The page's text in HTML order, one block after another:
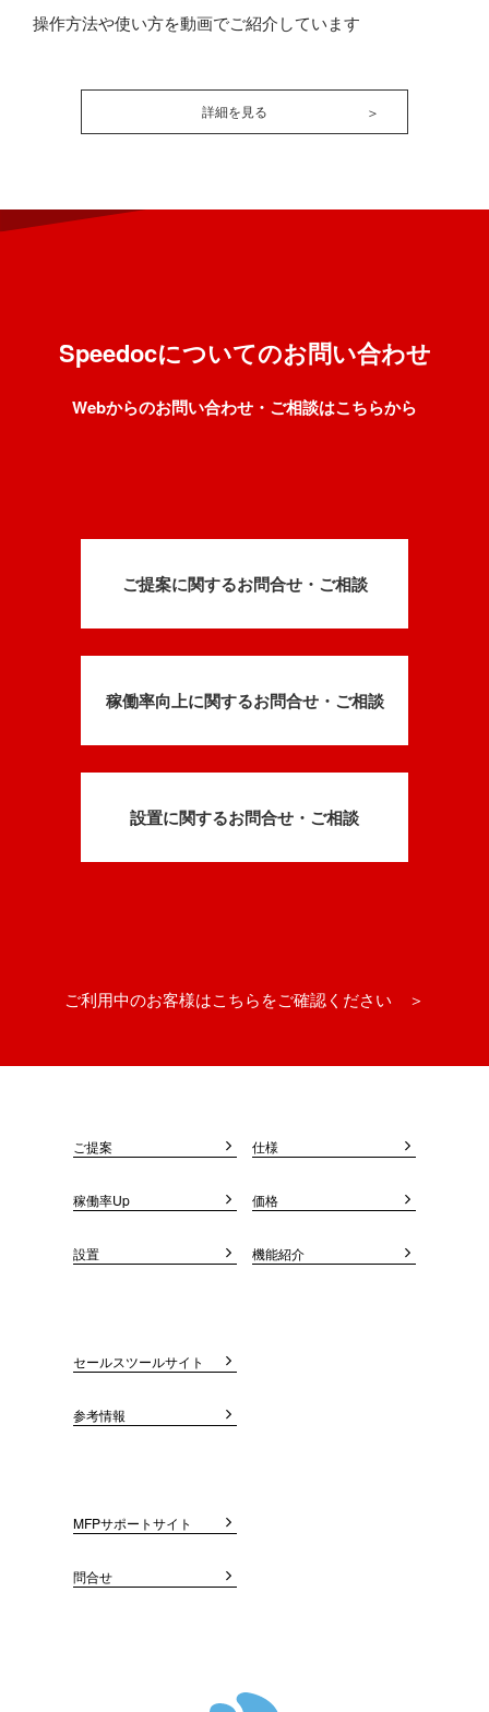
操作方法や使い方を動画でご紹介しています
詳細を見る ＞
Speedocについてのお問い合わせ
Webからのお問い合わせ・ご相談はこちらから
ご提案に関するお問合せ・ご相談
稼働率向上に関するお問合せ・ご相談
設置に関するお問合せ・ご相談
ご利用中のお客様はこちらをご確認ください ＞
ご提案
稼働率Up
設置
仕様
価格
機能紹介
セールスツールサイト
参考情報
MFPサポートサイト
問合せ